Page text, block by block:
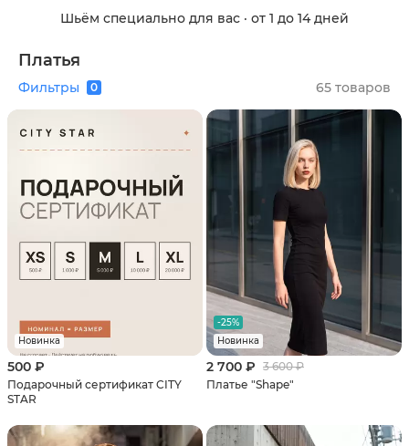
Шьём специально для вас · от 1 до 14 дней
Платья
Фильтры 0 65 товаров
Новинка
500 ₽
Подарочный сертификат CITY
STAR
-25%
Новинка
2 700 ₽ 3 600 ₽
Платье "Shape"